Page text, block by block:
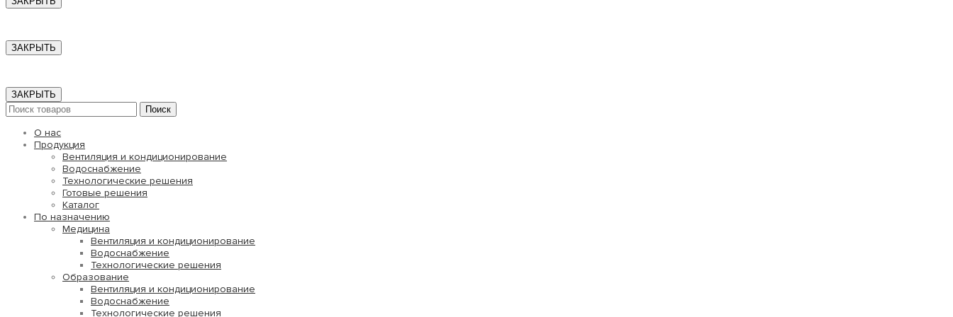
ЗАКРЫТЬ
ЗАКРЫТЬ
Поиск
О нас
Продукция
Вентиляция и кондиционирование
Водоснабжение
Технологические решения
Готовые решения
Каталог
По назначению
Медицина
Вентиляция и кондиционирование
Водоснабжение
Технологические решения
Образование
Вентиляция и кондиционирование
Водоснабжение
Технологические решения